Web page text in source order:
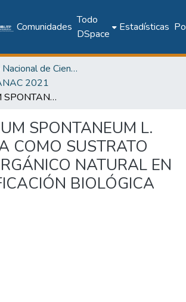
Comunidades
Todo
DSpace
Estadísticas
Congreso Nacional de Ciencia y Tecnología – APANAC
2021
SACCHARUM SPONTANEUM L. EVALUADA COMO SUSTRATO SÓLIDO ORGÁNICO NATURAL EN DESNITRIFICACIÓN BIOLÓGICA
SPONTANEUM L.
COMO SUSTRATO
NATURAL EN
BIOLÓGICA